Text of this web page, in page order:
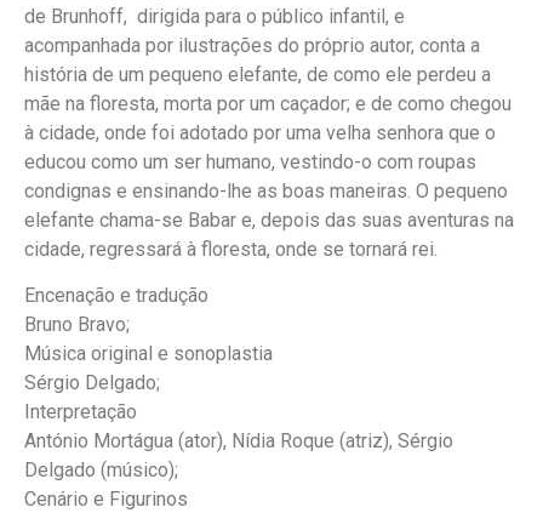
de Brunhoff, dirigida para o público infantil, e
acompanhada por ilustrações do próprio autor, conta a
história de um pequeno elefante, de como ele perdeu a
mãe na floresta, morta por um caçador; e de como chegou
à cidade, onde foi adotado por uma velha senhora que o
educou como um ser humano, vestindo-o com roupas
condignas e ensinando-lhe as boas maneiras. O pequeno
elefante chama-se Babar e, depois das suas aventuras na
cidade, regressará à floresta, onde se tornará rei.
Encenação e tradução
Bruno Bravo;
Música original e sonoplastia
Sérgio Delgado;
Interpretação
António Mortágua (ator), Nídia Roque (atriz), Sérgio
Delgado (músico);
Cenário e Figurinos